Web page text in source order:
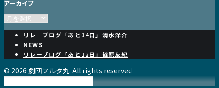
アーカイブ
ア
リレーブログ「あと14日」清水洋介
NEWS
リレーブログ「あと12日」篠原友紀
© 2026 劇団フルタ丸. All rights reserved